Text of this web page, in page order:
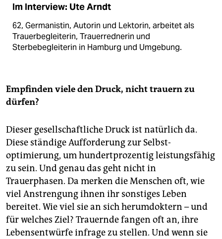
Im Interview: Ute Arndt
62, Germanistin, Autorin und Lektorin, arbeitet als
Trauerbeglei­terin, Trauerrednerin und
Sterbebegleiterin in Hamburg und Umgebung.
Empfinden viele den Druck, nicht trauern zu
dürfen?
Dieser gesellschaftliche Druck ist natürlich da.
Diese ständige Aufforderung zur Selbst­
optimierung, um hundertprozentig leistungsfähig
zu sein. Und genau das geht nicht in
Trauerphasen. Da merken die Menschen oft, wie
viel Anstrengung ihnen ihr sonstiges Leben
bereitet. Wie viel sie an sich herumdoktern – und
für welches Ziel? Trauernde fangen oft an, ihre
Lebensentwürfe infrage zu stellen. Und wenn sie